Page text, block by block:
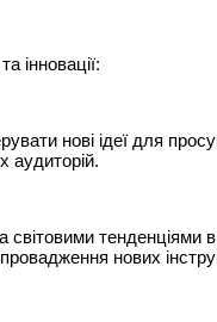
інновації:
нові ідеї для
аудиторій.
світовими тенденціями
нових